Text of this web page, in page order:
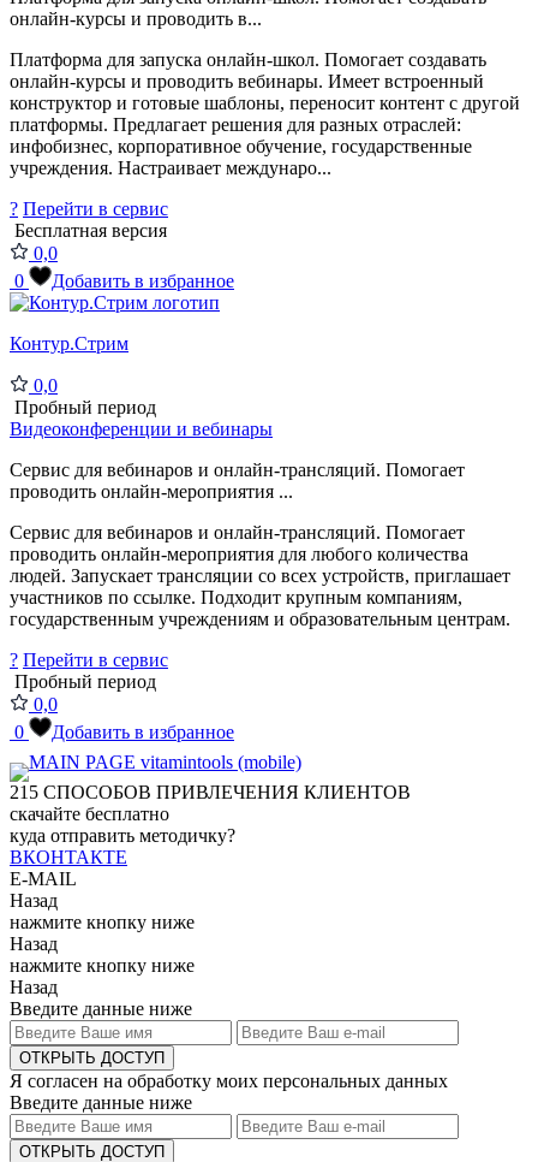
онлайн-курсы и проводить в...
Платформа для запуска онлайн-школ. Помогает создавать
онлайн-курсы и проводить вебинары. Имеет встроенный
конструктор и готовые шаблоны, переносит контент с другой
платформы. Предлагает решения для разных отраслей:
инфобизнес, корпоративное обучение, государственные
учреждения. Настраивает междунаро...
? Перейти в сервис
Бесплатная версия
0,0
0
Добавить в избранное
Контур.Стрим
0,0
Пробный период
Видеоконференции и вебинары
Сервис для вебинаров и онлайн-трансляций. Помогает
проводить онлайн-мероприятия ...
Сервис для вебинаров и онлайн-трансляций. Помогает
проводить онлайн-мероприятия для любого количества
людей. Запускает трансляции со всех устройств, приглашает
участников по ссылке. Подходит крупным компаниям,
государственным учреждениям и образовательным центрам.
? Перейти в сервис
Пробный период
0,0
0
Добавить в избранное
215 СПОСОБОВ ПРИВЛЕЧЕНИЯ КЛИЕНТОВ
скачайте бесплатно
куда отправить методичку?
ВКОНТАКТЕ
E-MAIL
Назад
нажмите кнопку ниже
Назад
нажмите кнопку ниже
Назад
Введите данные ниже
ОТКРЫТЬ ДОСТУП
Я согласен на обработку моих персональных данных
Введите данные ниже
ОТКРЫТЬ ДОСТУП